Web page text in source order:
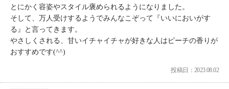
とにかく容姿やスタイル褒められるようになりました。
そして、万人受けするようでみんなこぞって『いいにおいがす
る』と言ってきます。
やさしくされる、甘いイチャイチャが好きな人はピーチの香りが
おすすめです(^^)
投稿日：2023.08.02